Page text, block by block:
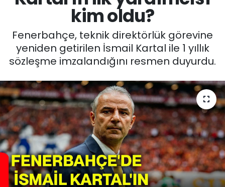
kim oldu?
Fenerbahçe, teknik direktörlük görevine
yeniden getirilen İsmail Kartal ile 1 yıllık
sözleşme imzalandığını resmen duyurdu.
SİYASET
EĞİTİM
MAGAZİN
SAĞLIK
SPOR
11:11 MANŞET
Afyonkarahisar Trafik Yoğunluk Haritası
Süper Lig Puan Durumu ve Fikstür
Tüm Manşetler
Son Dakika Haberleri
Haber Arşivi